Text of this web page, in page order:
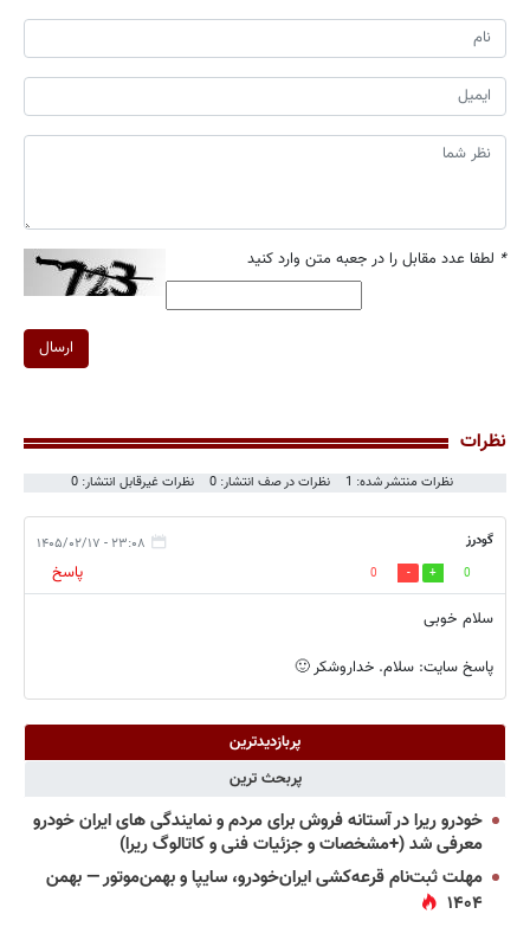
* لطفا عدد مقابل را در جعبه متن وارد کنید
ارسال
نظرات
نظرات منتشر شده: 1 نظرات در صف انتشار: 0 نظرات غیرقابل انتشار: 0
گودرز ۲۳:۰۸ - ۱۴۰۵/۰۲/۱۷
0
0
پاسخ
سلام خوبی
پاسخ سایت: سلام. خداروشکر 🙂
پربازدیدترین
پربحث ترین
خودرو ریرا در آستانه فروش برای مردم و نمایندگی های ایران خودرو
معرفی شد (+مشخصات و جزئیات فنی و کاتالوگ ریرا)
مهلت ثبت‌نام قرعه‌کشی ایران‌خودرو، سایپا و بهمن‌موتور — بهمن
۱۴۰۴